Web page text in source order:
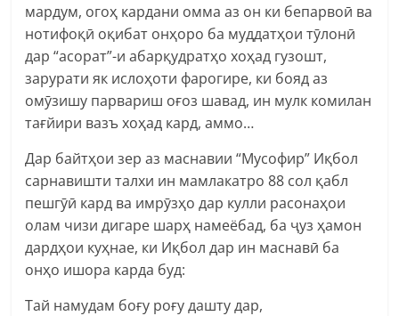
мардум, огоҳ кардани омма аз он ки бепарвоӣ ва
нотифоқӣ оқибат онҳоро ба муддатҳои тӯлонӣ
дар “асорат”-и абарқудратҳо хоҳад гузошт,
зарурати як ислоҳоти фарогире, ки бояд аз
омӯзишу парвариш оғоз шавад, ин мулк комилан
тағйири вазъ хоҳад кард, аммо…
Дар байтҳои зер аз маснавии “Мусофир” Иқбол
сарнавишти талхи ин мамлакатро 88 сол қабл
пешгӯӣ кард ва имрӯзҳо дар кулли расонаҳои
олам чизи дигаре шарҳ намеёбад, ба ҷуз ҳамон
дардҳои куҳнае, ки Иқбол дар ин маснавӣ ба
онҳо ишора карда буд:
Тай намудам боғу роғу дашту дар,